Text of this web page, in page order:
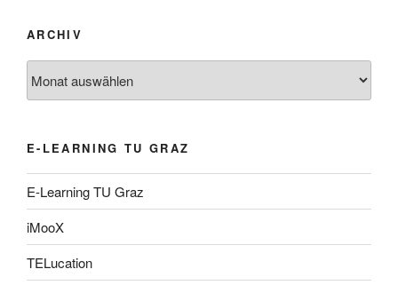
ARCHIV
E-LEARNING TU GRAZ
E-Learning TU Graz
iMooX
TELucation